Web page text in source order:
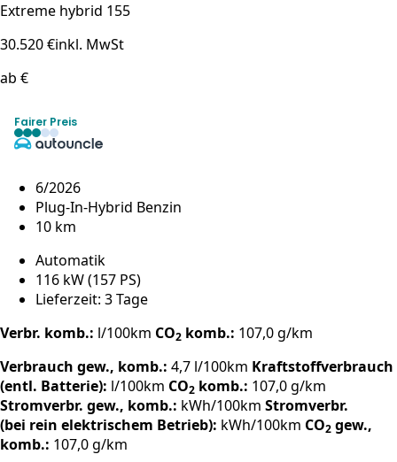
Extreme hybrid 155
30.520 €inkl. MwSt
ab €
Fairer Preis
6/2026
Plug-In-Hybrid Benzin
10 km
Automatik
116 kW (157 PS)
Lieferzeit: 3 Tage
Verbr. komb.: l/100km CO2 komb.: 107,0 g/km
Verbrauch gew., komb.: 4,7 l/100km Kraftstoffverbrauch
(entl. Batterie): l/100km CO2 komb.: 107,0 g/km
Stromverbr. gew., komb.: kWh/100km Stromverbr.
(bei rein elektrischem Betrieb): kWh/100km CO2 gew.,
komb.: 107,0 g/km